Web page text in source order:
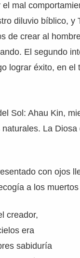
mal
diluvio bíblico, y
de crear al
El segundo
lograr éxito, en
Sol: Ahau Kin,
La
con ojos
a los
creador,
era
sabiduría